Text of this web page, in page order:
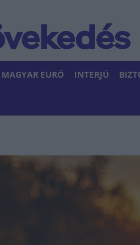
MAGYAR EURÓ INTERJÚ